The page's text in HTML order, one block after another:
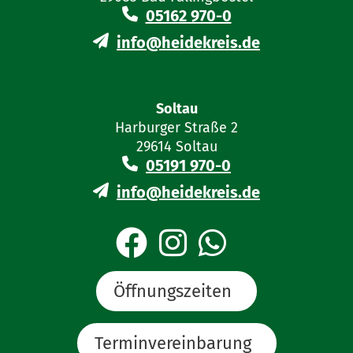
05162 970-0
info@heidekreis.de
Soltau
Harburger Straße 2
29614 Soltau
05191 970-0
info@heidekreis.de
Öffnungszeiten
Terminvereinbarung